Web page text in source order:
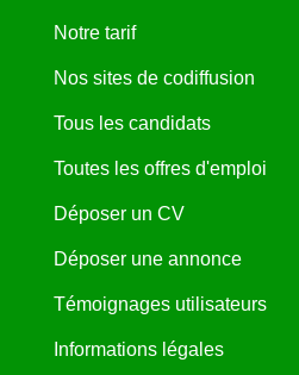
Notre tarif
Nos sites de codiffusion
Tous les candidats
Toutes les offres d'emploi
Déposer un CV
Déposer une annonce
Témoignages utilisateurs
Informations légales